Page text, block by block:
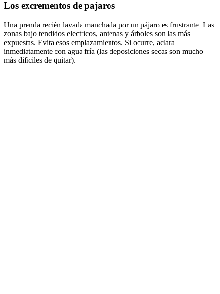
Los excrementos de pajaros
Una prenda recién lavada manchada por un pájaro es frustrante. Las
zonas bajo tendidos electricos, antenas y árboles son las más
expuestas. Evita esos emplazamientos. Si ocurre, aclara
inmediatamente con agua fría (las deposiciones secas son mucho
más difíciles de quitar).